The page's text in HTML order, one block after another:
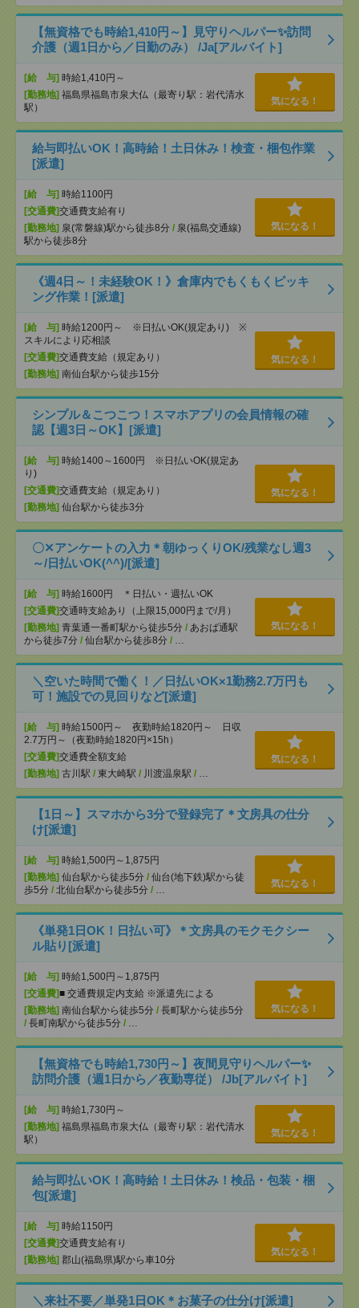
【無資格でも時給1,410円～】見守りヘルパー✨訪問
介護（週1日から／日勤のみ） /Ja[アルバイト]
[給 与] 時給1,410円～
[勤務地] 福島県福島市泉大仏（最寄り駅：岩代清水
駅）
気になる！
給与即払いOK！高時給！土日休み！検査・梱包作業
[派遣]
[給 与] 時給1100円
[交通費]交通費支給有り
[勤務地] 泉(常磐線)駅から徒歩8分 / 泉(福島交通線)
駅から徒歩8分
気になる！
《週4日～！未経験OK！》倉庫内でもくもくピッキ
ング作業！[派遣]
[給 与] 時給1200円～ ※日払いOK(規定あり) ※
スキルにより応相談
[交通費]交通費支給（規定あり）
[勤務地] 南仙台駅から徒歩15分
気になる！
シンプル＆こつこつ！スマホアプリの会員情報の確
認【週3日～OK】[派遣]
[給 与] 時給1400～1600円 ※日払いOK(規定あ
り)
[交通費]交通費支給（規定あり）
[勤務地] 仙台駅から徒歩3分
気になる！
〇✕アンケートの入力＊朝ゆっくりOK/残業なし週3
～/日払いOK(^^)/[派遣]
[給 与] 時給1600円 ＊日払い・週払いOK
[交通費]交通時支給あり（上限15,000円まで/月）
[勤務地] 青葉通一番町駅から徒歩5分 / あおば通駅
から徒歩7分 / 仙台駅から徒歩8分 / …
気になる！
＼空いた時間で働く！／日払いOK×1勤務2.7万円も
可！施設での見回りなど[派遣]
[給 与] 時給1500円～ 夜勤時給1820円～ 日収
2.7万円～（夜勤時給1820円×15h）
[交通費]交通費全額支給
[勤務地] 古川駅 / 東大崎駅 / 川渡温泉駅 / …
気になる！
【1日～】スマホから3分で登録完了＊文房具の仕分
け[派遣]
[給 与] 時給1,500円～1,875円
[勤務地] 仙台駅から徒歩5分 / 仙台(地下鉄)駅から徒
歩5分 / 北仙台駅から徒歩5分 / …
気になる！
《単発1日OK！日払い可》＊文房具のモクモクシー
ル貼り[派遣]
[給 与] 時給1,500円～1,875円
[交通費]■ 交通費規定内支給 ※派遣先による
[勤務地] 南仙台駅から徒歩5分 / 長町駅から徒歩5分
/ 長町南駅から徒歩5分 / …
気になる！
【無資格でも時給1,730円～】夜間見守りヘルパー✨
訪問介護（週1日から／夜勤専従） /Jb[アルバイト]
[給 与] 時給1,730円～
[勤務地] 福島県福島市泉大仏（最寄り駅：岩代清水
駅）
気になる！
給与即払いOK！高時給！土日休み！検品・包装・梱
包[派遣]
[給 与] 時給1150円
[交通費]交通費支給有り
[勤務地] 郡山(福島県)駅から車10分
気になる！
＼来社不要／単発1日OK＊お菓子の仕分け[派遣]